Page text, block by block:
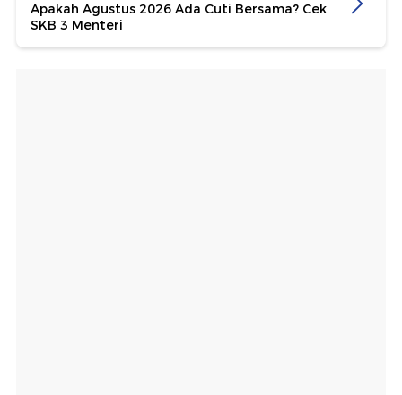
Apakah Agustus 2026 Ada Cuti Bersama? Cek
SKB 3 Menteri